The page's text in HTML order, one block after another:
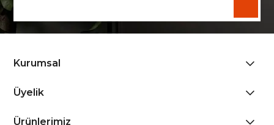
Kurumsal
Üyelik
Ürünlerimiz